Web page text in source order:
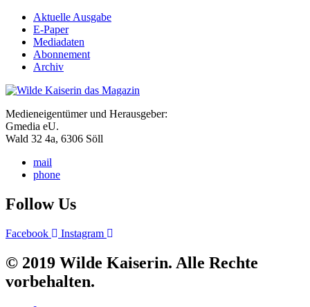
Aktuelle Ausgabe
E-Paper
Mediadaten
Abonnement
Archiv
Medieneigentümer und Herausgeber:
Gmedia eU.
Wald 32 4a, 6306 Söll
mail
phone
Follow Us
Facebook Instagram
© 2019 Wilde Kaiserin. Alle Rechte
vorbehalten.